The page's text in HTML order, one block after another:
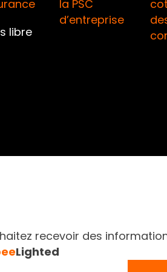
libre
la PSC
d’entreprise
recevoir des
Lighted